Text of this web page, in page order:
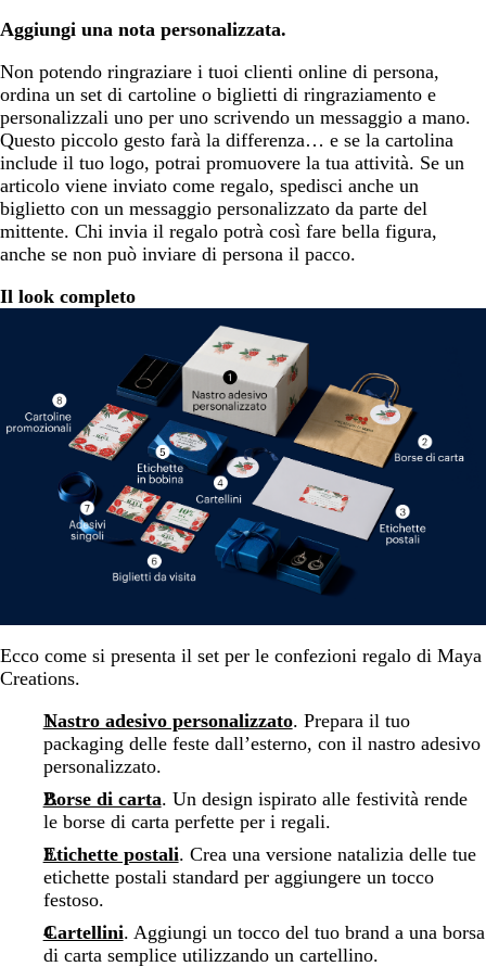
Aggiungi una nota personalizzata.
Non potendo ringraziare i tuoi clienti online di persona,
ordina un set di cartoline o biglietti di ringraziamento e
personalizzali uno per uno scrivendo un messaggio a mano.
Questo piccolo gesto farà la differenza… e se la cartolina
include il tuo logo, potrai promuovere la tua attività. Se un
articolo viene inviato come regalo, spedisci anche un
biglietto con un messaggio personalizzato da parte del
mittente. Chi invia il regalo potrà così fare bella figura,
anche se non può inviare di persona il pacco.
Il look completo
Ecco come si presenta il set per le confezioni regalo di Maya
Creations.
Nastro adesivo personalizzato. Prepara il tuo
packaging delle feste dall’esterno, con il nastro adesivo
personalizzato.
Borse di carta. Un design ispirato alle festività rende
le borse di carta perfette per i regali.
Etichette postali. Crea una versione natalizia delle tue
etichette postali standard per aggiungere un tocco
festoso.
Cartellini. Aggiungi un tocco del tuo brand a una borsa
di carta semplice utilizzando un cartellino.